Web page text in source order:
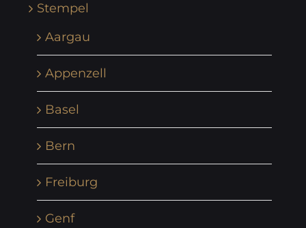
Stempel
Aargau
Appenzell
Basel
Bern
Freiburg
Genf